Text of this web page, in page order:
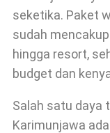
seketika. Paket
sudah
hingga resort,
budget dan
Salah satu daya
Karimunjawa